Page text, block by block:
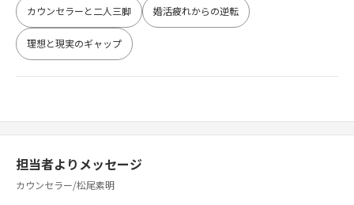
カウンセラーと二人三脚 婚活疲れからの逆転
理想と現実のギャップ
担当者よりメッセージ
カウンセラー/松尾素明